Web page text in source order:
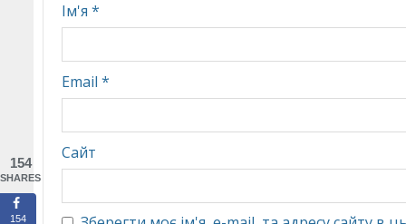
Ім'я *
Email *
Сайт
154
SHARES
154